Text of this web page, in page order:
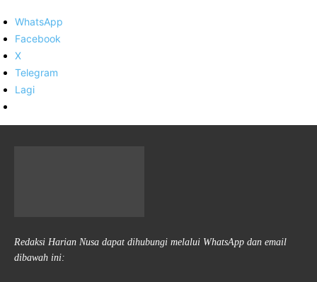
WhatsApp
Facebook
X
Telegram
Lagi
Redaksi Harian Nusa dapat dihubungi melalui WhatsApp dan email
dibawah ini: